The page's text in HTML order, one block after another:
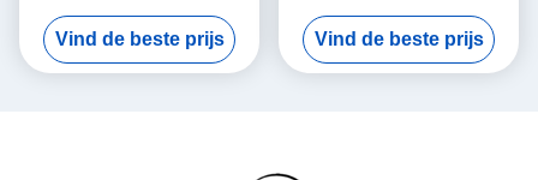
vermogen voor industrieel
poedermengen
Vind de beste prijs
3000L capaciteit 3-12 RPM
snelheid en 220-660V
spanning
Vind de beste prijs